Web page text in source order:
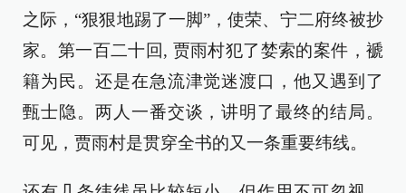
之际，“狠狠地踢了一脚”，使荣、宁二府终被抄
家。第一百二十回, 贾雨村犯了婪索的案件，褫
籍为民。还是在急流津觉迷渡口，他又遇到了
甄士隐。两人一番交谈，讲明了最终的结局。
可见，贾雨村是贯穿全书的又一条重要纬线。